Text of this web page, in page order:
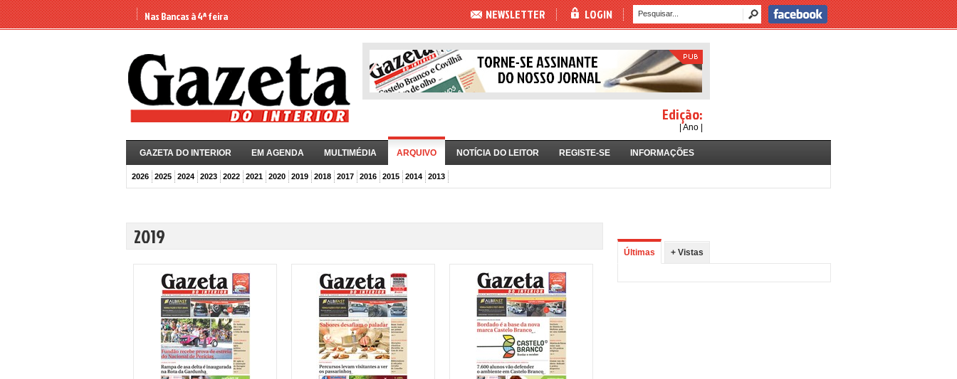
Nas Bancas à 4ª feira NEWSLETTER LOGIN
Edição:
| Ano |
GAZETA DO INTERIOR EM AGENDA MULTIMÉDIA ARQUIVO
2026 2025 2024 2023 2022 2021 2020 2019 2018 2017 2016 2015 2014 2013
NOTÍCIA DO LEITOR REGISTE-SE INFORMAÇÕES
2019
Últimas + Vistas